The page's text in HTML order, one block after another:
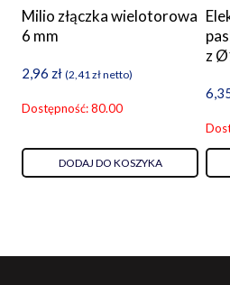
Milio złączka wielotorowa
6 mm
2,96 zł (2,41złnetto)
Dostępność: 80.00
DODAJ DO KOSZYKA
z